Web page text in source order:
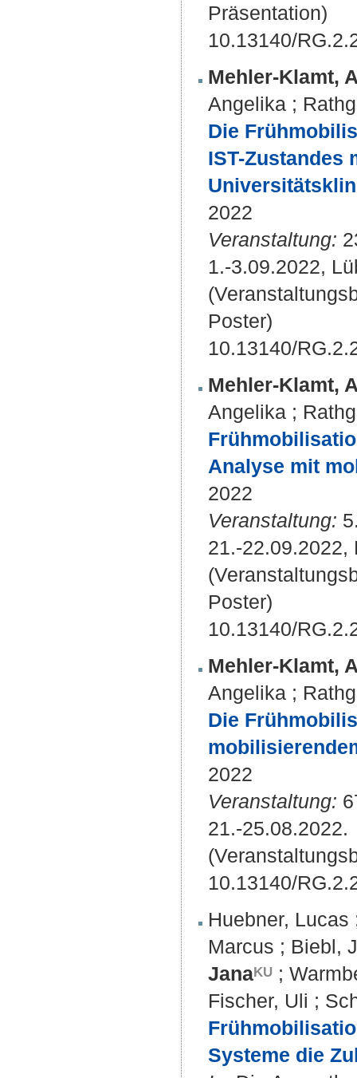
Präsentation)
10.13140/
Mehler-Klamt,
Angelika ;
Die
IST-Zustandes
2022
Veranstaltung:
1.-3.09.2022,
Poster)
10.13140/
Mehler-Klamt,
Angelika ;
Analyse mit
2022
Veranstaltung:
21.-22.09.2022,
Poster)
10.13140/
Mehler-Klamt,
Angelika ;
Die
2022
Veranstaltung:
21.-25.08.2022.
10.13140/
Huebner, Lucas
Marcus ; Biebl,
Jana
;
Fischer, Uli ;
Systeme die